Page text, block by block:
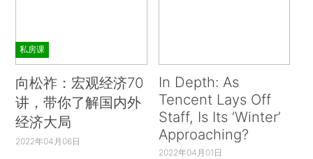
私房课
向松祚：宏观经济70
讲，带你了解国内外
经济大局
2022年04月06日
In Depth: As
Tencent Lays Off
Staff, Is Its ‘Winter’
Approaching?
2022年04月01日